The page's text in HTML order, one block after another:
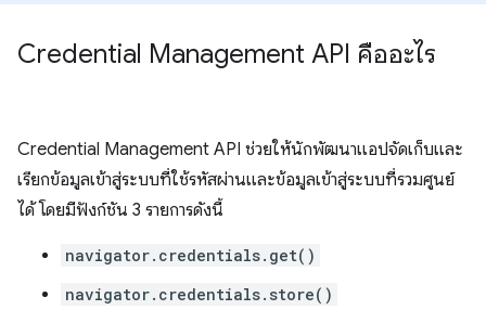
Credential Management API คืออะไร
Credential Management API ช่วยให้นักพัฒนาแอปจัดเก็บและ
เรียกข้อมูลเข้าสู่ระบบที่ใช้รหัสผ่านและข้อมูลเข้าสู่ระบบที่รวมศูนย์
ได้ โดยมีฟังก์ชัน 3 รายการดังนี้
navigator.credentials.get()
navigator.credentials.store()